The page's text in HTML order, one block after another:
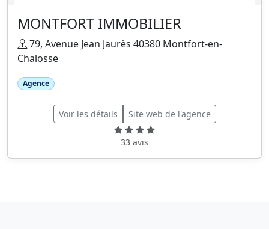
MONTFORT IMMOBILIER
79, Avenue Jean Jaurès 40380 Montfort-en-
Chalosse
Agence
Voir les détails Site web de l'agence
33 avis